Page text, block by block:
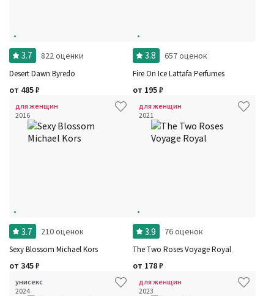
3.7 822 оценки
Desert Dawn Byredo
от 485₽
3.8 657 оценок
Fire On Ice Lattafa Perfumes
от 195₽
для женщин
2016
3.7 210 оценок
Sexy Blossom Michael Kors
от 345₽
для женщин
2021
3.9 76 оценок
The Two Roses Voyage Royal
от 178₽
унисекс
2024
для женщин
2023